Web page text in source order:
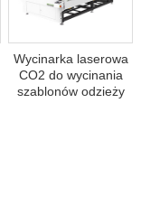
Wycinarka laserowa
CO2 do wycinania
szablonów odzieży